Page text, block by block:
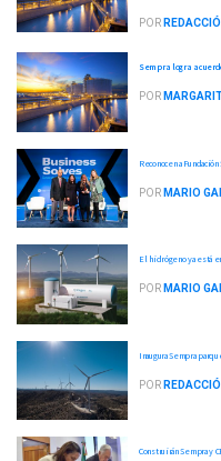
POR
Sempra logra
POR
Reconocen a
POR MARIO
El hidrógeno ya está
POR MARIO
Inaugura Sempra
POR
Construirán Sempra y